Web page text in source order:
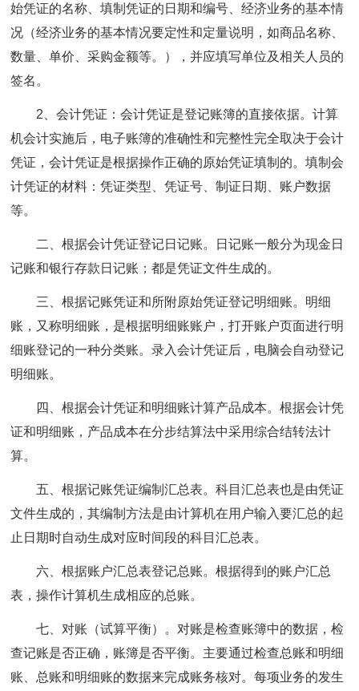
始凭证的名称、填制凭证的日期和编号、经济业务的基本情
况（经济业务的基本情况要定性和定量说明，如商品名称、
数量、单价、采购金额等。），并应填写单位及相关人员的
签名。
2、会计凭证：会计凭证是登记账簿的直接依据。计算
机会计实施后，电子账簿的准确性和完整性完全取决于会计
凭证，会计凭证是根据操作正确的原始凭证填制的。填制会
计凭证的材料：凭证类型、凭证号、制证日期、账户数据
等。
二、根据会计凭证登记日记账。日记账一般分为现金日
记账和银行存款日记账；都是凭证文件生成的。
三、根据记账凭证和所附原始凭证登记明细账。明细
账，又称明细账，是根据明细账账户，打开账户页面进行明
细账登记的一种分类账。录入会计凭证后，电脑会自动登记
明细账。
四、根据会计凭证和明细账计算产品成本。根据会计凭
证和明细账，产品成本在分步结算法中采用综合结转法计
算。
五、根据记账凭证编制汇总表。科目汇总表也是由凭证
文件生成的，其编制方法是由计算机在用户输入要汇总的起
止日期时自动生成对应时间段的科目汇总表。
六、根据账户汇总表登记总账。根据得到的账户汇总
表，操作计算机生成相应的总账。
七、对账（试算平衡）。对账是检查账簿中的数据，检
查记账是否正确，账簿是否平衡。主要通过检查总账和明细
账、总账和明细账的数据来完成账务核对。每项业务的发生